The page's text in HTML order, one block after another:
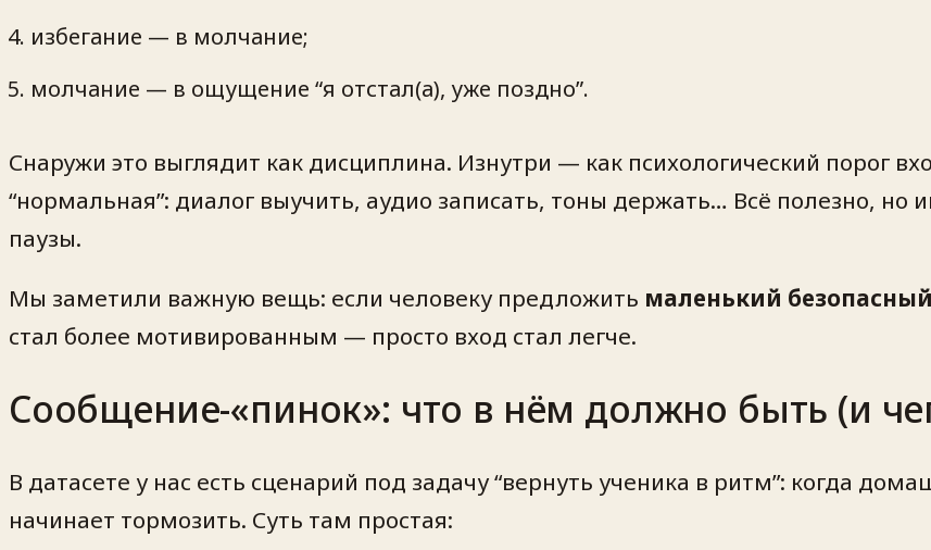
избегание — в молчание;
молчание — в ощущение “я отстал(а), уже поздно”.
Снаружи это выглядит как дисциплина. Изнутри — как психологический порог
“нормальная”: диалог выучить, аудио записать, тоны держать… Всё полезно,
паузы.
Мы заметили важную вещь: если человеку предложить маленький
стал более мотивированным — просто вход стал легче.
Сообщение-«пинок»: что в нём должно быть (и
В датасете у нас есть сценарий под задачу “вернуть ученика в ритм”: когда
начинает тормозить. Суть там простая: